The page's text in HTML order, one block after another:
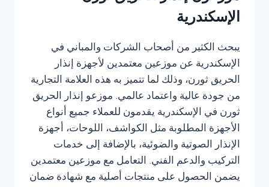
الإسكندرية
يبحث الكثير من أصحاب الشركات والمباني في
الإسكندرية عن موزعين معتمدين لأجهزة إنذار
الحريق ثورن، وذلك لما تتميز به هذه العلامة التجارية
من جودة عالية واعتماد عالمي. موزعو إنذار الحريق
ثورن في الإسكندرية يقدمون للعملاء جميع أنواع
الأجهزة المطلوبة مثل الكواشف، اللوحات، أجهزة
الإنذار الصوتية والضوئية، بالإضافة إلى خدمات
التركيب والدعم الفني. التعامل مع موزعين معتمدين
يضمن الحصول على منتجات أصلية مع شهادة ضمان